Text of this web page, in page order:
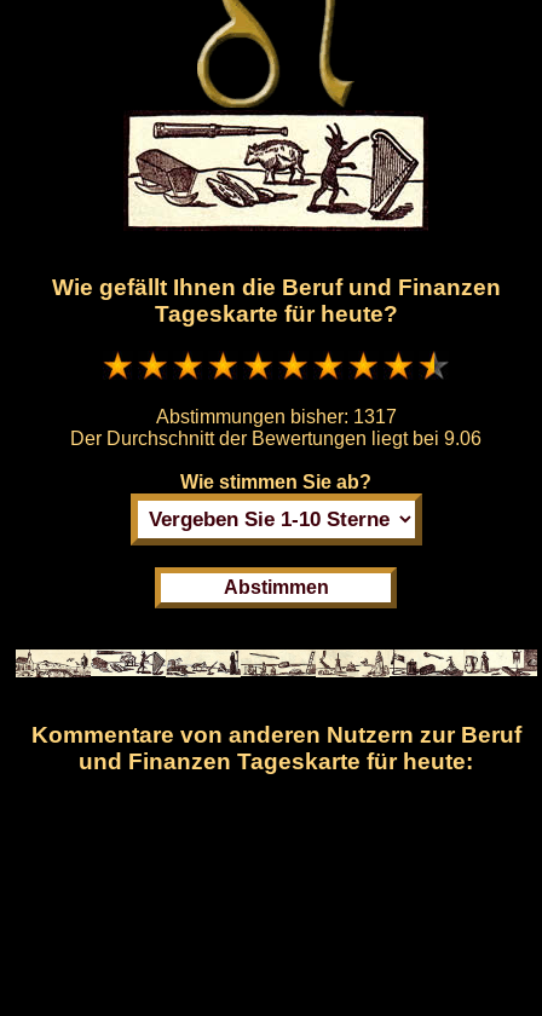
Wie gefällt Ihnen die Beruf und Finanzen
Tageskarte für heute?
Abstimmungen bisher: 1317
Der Durchschnitt der Bewertungen liegt bei 9.06
Wie stimmen Sie ab?
Kommentare von anderen Nutzern zur Beruf
und Finanzen Tageskarte für heute: